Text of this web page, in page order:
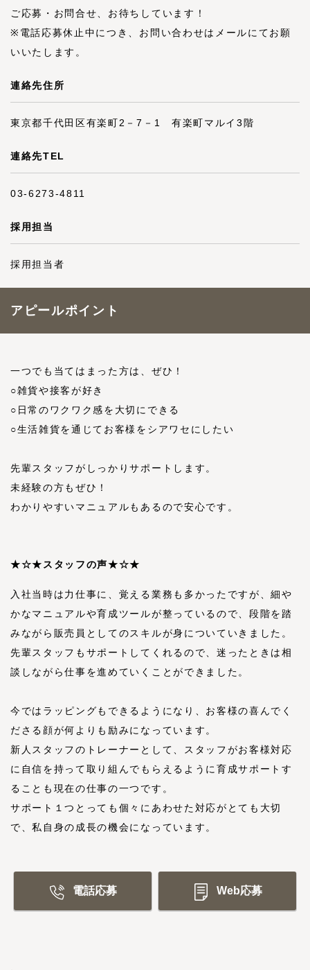
ご応募・お問合せ、お待ちしています！
※電話応募休止中につき、お問い合わせはメールにてお願
いいたします。
連絡先住所
東京都千代田区有楽町2－7－1 有楽町マルイ3階
連絡先TEL
03-6273-4811
採用担当
採用担当者
アピールポイント
一つでも当てはまった方は、ぜひ！
○雑貨や接客が好き
○日常のワクワク感を大切にできる
○生活雑貨を通じてお客様をシアワセにしたい
先輩スタッフがしっかりサポートします。
未経験の方もぜひ！
わかりやすいマニュアルもあるので安心です。
★☆★スタッフの声★☆★
入社当時は力仕事に、覚える業務も多かったですが、細や
かなマニュアルや育成ツールが整っているので、段階を踏
みながら販売員としてのスキルが身についていきました。
先輩スタッフもサポートしてくれるので、迷ったときは相
談しながら仕事を進めていくことができました。
今ではラッピングもできるようになり、お客様の喜んでく
ださる顔が何よりも励みになっています。
新人スタッフのトレーナーとして、スタッフがお客様対応
に自信を持って取り組んでもらえるように育成サポートす
ることも現在の仕事の一つです。
サポート１つとっても個々にあわせた対応がとても大切
で、私自身の成長の機会になっています。
電話応募 Web応募